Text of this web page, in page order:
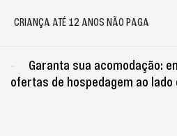
CRIANÇA ATÉ 12 ANOS NÃO PAGA
Garanta sua acomodação:
ofertas de hospedagem ao